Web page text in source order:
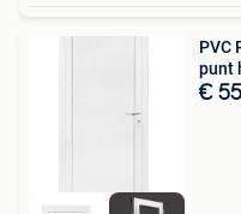
PVC
punt
€